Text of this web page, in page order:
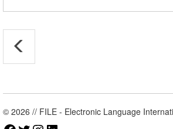
© 2026 // FILE - Electronic Language